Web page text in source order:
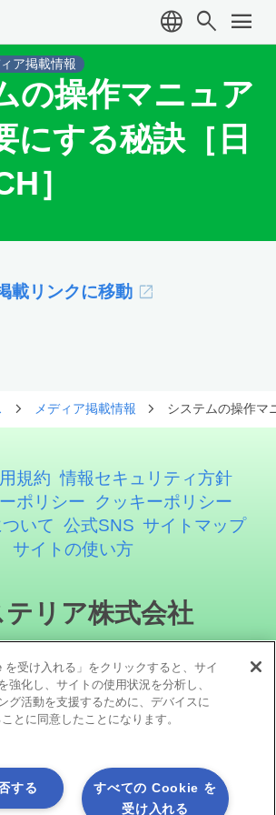
language search menu
ア掲載情報
の操作マニュア
にする秘訣［日
］
載リンクに移動
メディア掲載情報 システムの操作マ
規約 情報セキュリティ方針
ポリシー
クッキーポリシー
いて 公式SNS サイトマップ
サイトの使い方
テリア株式会社
ーシャルメディア
を受け入れる」をクリックすると、サイ
強化し、サイトの使用状況を分析し、
グ活動を支援するために、デバイスに
とに同意したことになります。
すべての Cookie を
受け入れる
する